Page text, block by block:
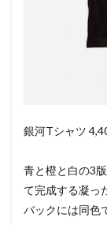
銀河Tシャツ
青と橙と白の3
て完成する凝っ
バックには同色